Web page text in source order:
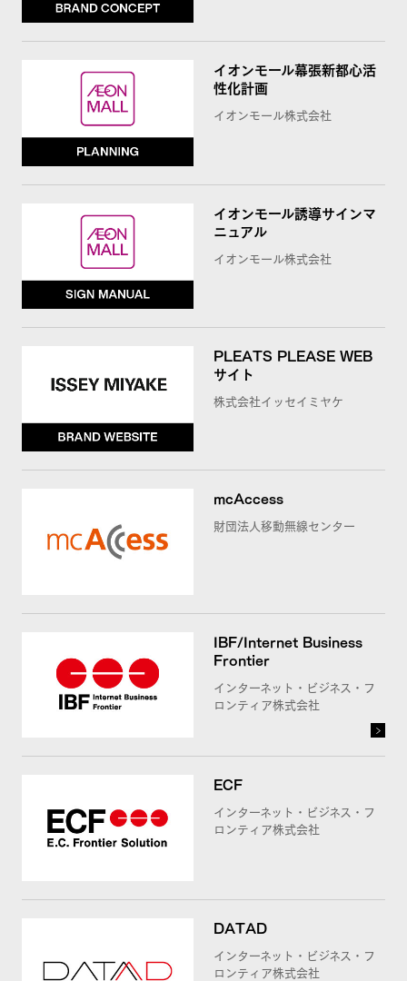
イオンモール幕張新都心活
性化計画
イオンモール株式会社
イオンモール誘導サインマ
ニュアル
イオンモール株式会社
PLEATS PLEASE WEB
サイト
株式会社イッセイミヤケ
mcAccess
財団法人移動無線センター
IBF/Internet Business
Frontier
インターネット・ビジネス・フ
ロンティア株式会社
ECF
インターネット・ビジネス・フ
ロンティア株式会社
DATAD
インターネット・ビジネス・フ
ロンティア株式会社